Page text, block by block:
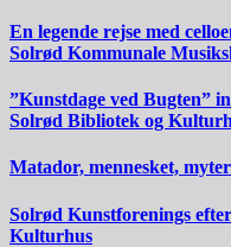
En legende rejse med
Solrød Kommunale
”Kunstdage ved Bugten”
Solrød Bibliotek og
Matador, mennesket,
Solrød Kunstforenings
Kulturhus